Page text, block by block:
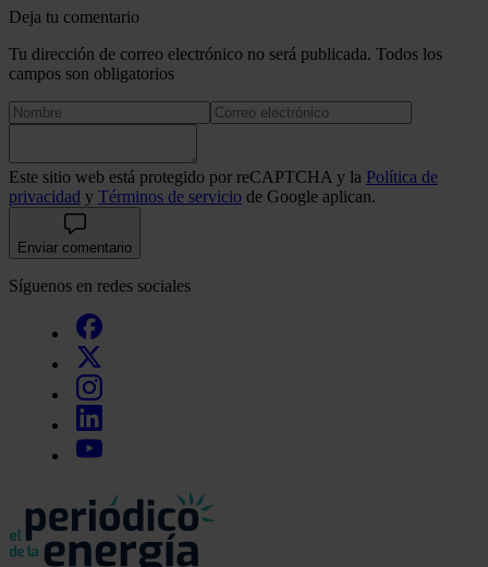
Deja tu comentario
Tu dirección de correo electrónico no será publicada. Todos los
campos son obligatorios
Este sitio web está protegido por reCAPTCHA y la Política de
privacidad y Términos de servicio de Google aplican.
Enviar comentario
Síguenos en redes sociales